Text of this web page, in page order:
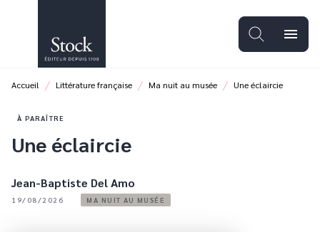
PIED DE PAGE
menu
Accueil / Littérature française / Ma nuit au musée / Une éclaircie
À PARAÎTRE
Une éclaircie
Jean-Baptiste Del Amo
19/08/2026 MA NUIT AU MUSÉE